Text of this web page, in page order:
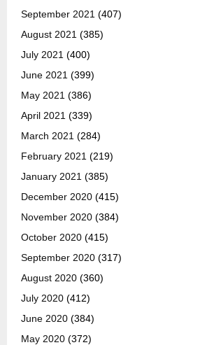
September 2021 (407)
August 2021 (385)
July 2021 (400)
June 2021 (399)
May 2021 (386)
April 2021 (339)
March 2021 (284)
February 2021 (219)
January 2021 (385)
December 2020 (415)
November 2020 (384)
October 2020 (415)
September 2020 (317)
August 2020 (360)
July 2020 (412)
June 2020 (384)
May 2020 (372)